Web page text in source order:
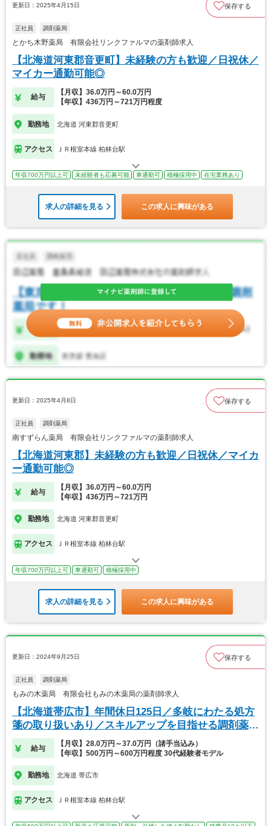
更新日：2025年4月15日 保存する
正社員 調剤薬局
とかち木野薬局 有限会社リンクファルマの薬剤師求人
【北海道河東郡音更町】未経験の方も歓迎／日祝休／
マイカー通勤可能◎
給与
【月収】36.0万円～60.0万円
【年収】436万円～721万円程度
勤務地 北海道 河東郡音更町
アクセス ＪＲ根室本線 柏林台駅
年収700万円以上可 未経験者も応募可能 車通勤可 積極採用中 在宅業務あり
求人の詳細を見る この求人に興味がある
更新日：2025年4月8日 保存する
正社員 調剤薬局
南すずらん薬局 有限会社リンクファルマの薬剤師求人
【北海道河東郡】未経験の方も歓迎／日祝休／マイカ
ー通勤可能◎
給与
【月収】36.0万円～60.0万円
【年収】436万円～721万円
勤務地 北海道 河東郡音更町
アクセス ＪＲ根室本線 柏林台駅
年収700万円以上可 車通勤可 積極採用中
求人の詳細を見る この求人に興味がある
更新日：2024年9月25日 保存する
正社員 調剤薬局
もみの木薬局 有限会社もみの木薬局の薬剤師求人
【北海道帯広市】年間休日125日／多岐にわたる処方
箋の取り扱いあり／スキルアップを目指せる調剤薬
局！
給与
【月収】28.0万円～37.0万円（諸手当込み）
【年収】500万円～600万円程度 30代経験者モデル
勤務地 北海道 帯広市
アクセス ＪＲ根室本線 柏林台駅